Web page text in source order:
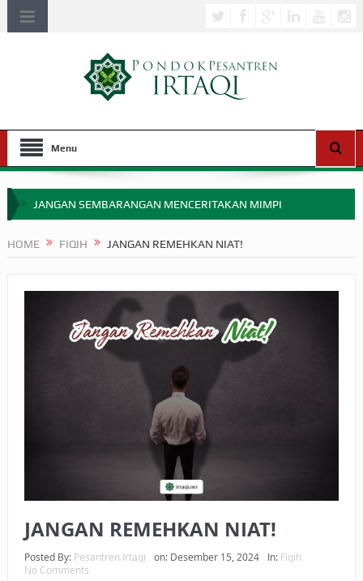
Menu
JANGAN SEMBARANGAN MENCERITAKAN MIMPI
APA HUKUM MEMPERCEPAT PEMBAYARAN ZAKAT
SEBELUM TIBA SAAT WAJIB?
HAKIKAT NIKMAT DI DUNIA!
BAGAIMANA CARA MEMBAYAR ZAKAT UANG?
UANG HARAM BISA MENJADI HALAL JIKA SEBAB
ISTIDLAL BATIL VS ISTIDLAL SYAR’I
HUKUM MEMBAYAR ZAKAT KEPADA KERABAT SENDIRI
HOME FIQIH JANGAN REMEHKAN NIAT!
JANGAN REMEHKAN NIAT!
Posted By: Pesantren Irtaqi on: Desember 15, 2024 In: Fiqih
No Comments